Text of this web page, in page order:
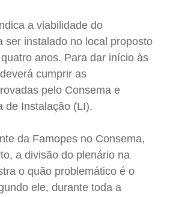
a viabilidade do
ser instalado no local proposto
anos. Para dar início às
cumprir as
pelo Consema e
de Instalação (LI).
da Famopes no Consema,
a divisão do plenário na
o quão problemático é o
ele, durante toda a